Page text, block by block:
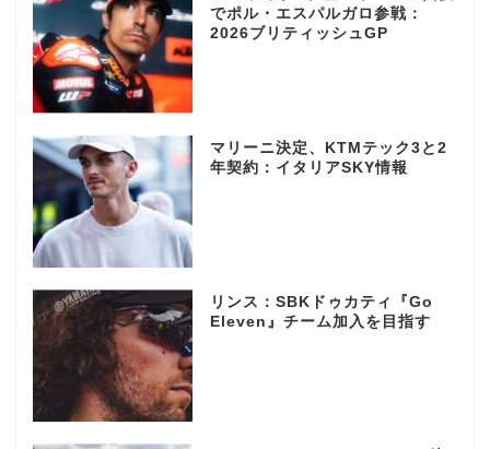
でポル・エスパルガロ参戦：
2026ブリティッシュGP
マリーニ決定、KTMテック3と2
年契約：イタリアSKY情報
リンス：SBKドゥカティ『Go
Eleven』チーム加入を目指す